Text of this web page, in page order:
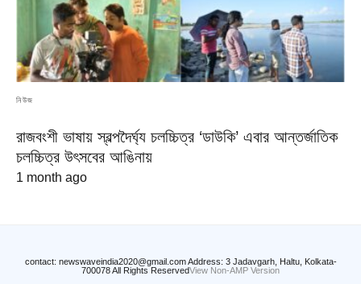
নিউজ
রাজবংশী ভাষায় স্বল্পদৈর্ঘ্য চলচ্চিত্র ‘ডাউকি’ এবার আন্তর্জাতিক
চলচ্চিত্র উৎসবের আঙিনায়
1 month ago
contact: newswaveindia2020@gmail.com Address: 3 Jadavgarh, Haltu, Kolkata-
700078 All Rights ReservedView Non-AMP Version